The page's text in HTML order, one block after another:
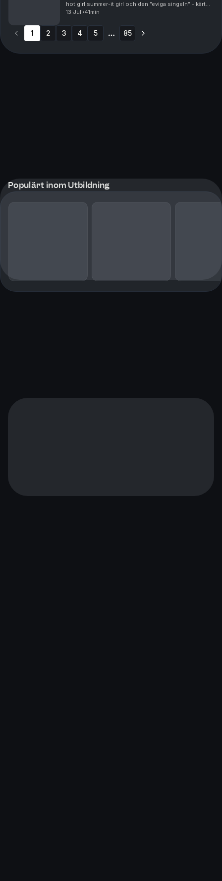
hot girl summer-it girl och den ”eviga singeln” - kärt
barn har många namn. En sak är säker i allafall och det
13 Juli 41min
1 2 3 4 5 85
Populärt inom Utbildning